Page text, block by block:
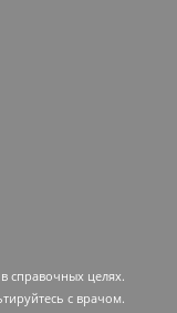
справочных целях.
c врачом.